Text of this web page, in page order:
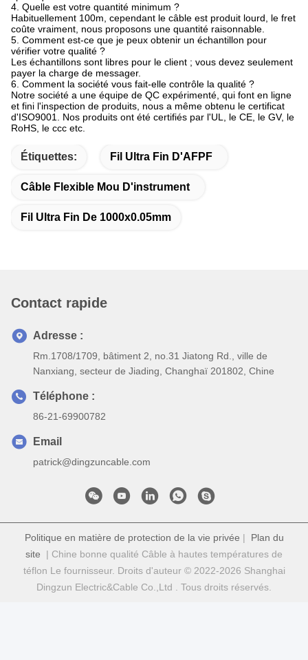
4. Quelle est votre quantité minimum ?
Habituellement 100m, cependant le câble est produit lourd, le fret
coûte vraiment, nous proposons une quantité raisonnable.
5. Comment est-ce que je peux obtenir un échantillon pour
vérifier votre qualité ?
Les échantillons sont libres pour le client ; vous devez seulement
payer la charge de messager.
6. Comment la société vous fait-elle contrôle la qualité ?
Notre société a une équipe de QC expérimenté, qui font en ligne
et fini l'inspection de produits, nous a même obtenu le certificat
d'ISO9001. Nos produits ont été certifiés par l'UL, le CE, le GV, le
RoHS, le ccc etc.
Étiquettes: Fil Ultra Fin D'AFPF
Câble Flexible Mou D'instrument
Fil Ultra Fin De 1000x0.05mm
Contact rapide
Adresse :
Rm.1708/1709, bâtiment 2, no.31 Jiatong Rd., ville de
Nanxiang, secteur de Jiading, Changhaï 201802, Chine
Téléphone :
86-21-69900782
Email
patrick@dingzuncable.com
Politique en matière de protection de la vie privée | Plan du
site | Chine bonne qualité Câble à hautes températures de
téflon Le fournisseur. Droits d'auteur © 2022-2026 Shanghai
Dingzun Electric&Cable Co.,Ltd . Tous droits réservés.